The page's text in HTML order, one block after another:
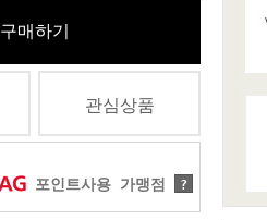
구매하기
관심상품
포인트사용 가맹점 ?